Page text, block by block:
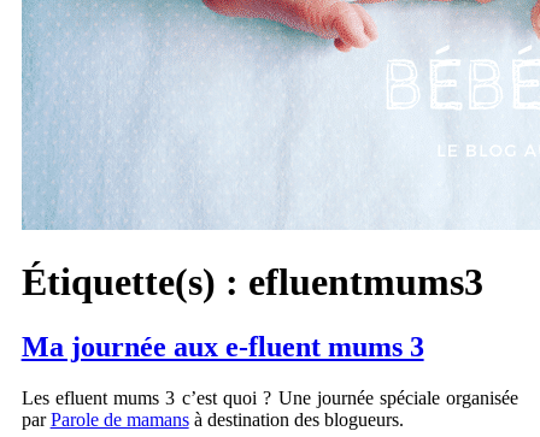
Étiquette(s) : efluentmums3
Ma journée aux e-fluent mums 3
Les efluent mums 3 c’est quoi ? Une journée spéciale organisée
parParole de mamansà destination des blogueurs.